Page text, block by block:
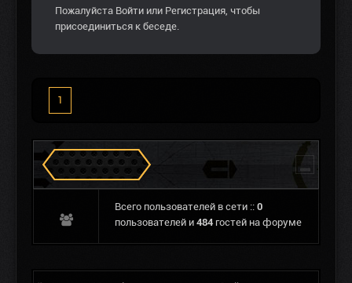
Пожалуйста Войти или Регистрация, чтобы
присоединиться к беседе.
1
Сталкеров в Зоне
Всего пользователей в сети :: 0
пользователей и 484 гостей на форуме